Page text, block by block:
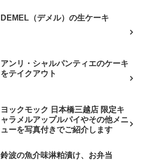
DEMEL（デメル）の生ケーキ
アンリ・シャルパンティエのケーキ
をテイクアウト
ヨックモック 日本橋三越店 限定キ
ャラメルアップルパイやその他メニ
ューを写真付きでご紹介します
鈴波の魚介味淋粕漬け、お弁当